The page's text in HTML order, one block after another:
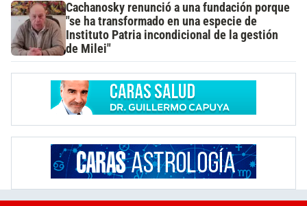
Cachanosky renunció a una fundación porque
"se ha transformado en una especie de
Instituto Patria incondicional de la gestión
de Milei"